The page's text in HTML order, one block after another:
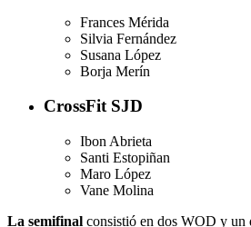
Frances Mérida
Silvia Fernández
Susana López
Borja Merín
CrossFit SJD
Ibon Abrieta
Santi Estopiñan
Maro López
Vane Molina
La semifinal consistió en dos WOD y un